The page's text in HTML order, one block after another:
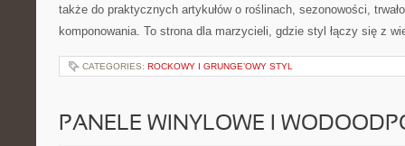
także do praktycznych artykułów o roślinach, sezonowości,
komponowania. To strona dla marzycieli, gdzie styl łączy się z
CATEGORIES: ROCKOWY I GRUNGE’OWY STYL
PANELE WINYLOWE I